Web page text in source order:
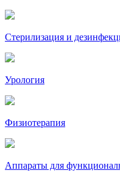
Стерилизация и
Урология
Физиотерапия
Аппараты для